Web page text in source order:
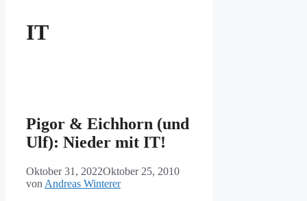
IT
Pigor & Eichhorn (und
Ulf): Nieder mit IT!
Oktober 31, 2022Oktober 25, 2010
von Andreas Winterer